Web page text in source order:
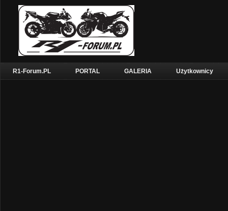
R1-Forum.PL PORTAL GALERIA Użytkownicy